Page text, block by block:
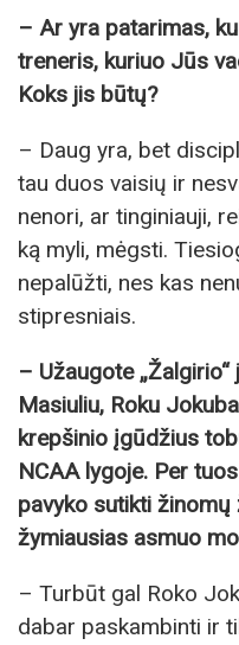
– Ar yra patarimas,
treneris, kuriuo Jūs
Koks jis būtų?
– Daug yra, bet
tau duos vaisių ir
nenori, ar tinginiauji,
ką myli, mėgsti.
nepalūžti, nes kas
stipresniais.
– Užaugote
Masiuliu, Roku
krepšinio įgūdžius
NCAA lygoje. Per
pavyko sutikti
žymiausias asmuo
– Turbūt gal Roko
dabar paskambinti ir